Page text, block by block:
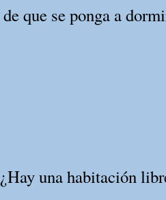
que se ponga a
¿Hay una habitación